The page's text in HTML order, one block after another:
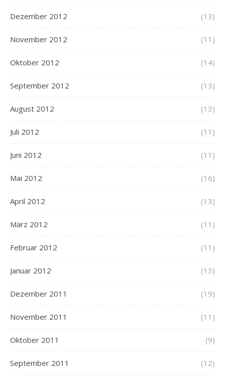
Dezember 2012 (13)
November 2012 (11)
Oktober 2012 (14)
September 2012 (13)
August 2012 (13)
Juli 2012 (11)
Juni 2012 (11)
Mai 2012 (16)
April 2012 (13)
März 2012 (11)
Februar 2012 (11)
Januar 2012 (13)
Dezember 2011 (19)
November 2011 (11)
Oktober 2011 (9)
September 2011 (12)